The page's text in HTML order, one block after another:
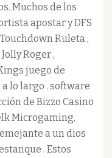
Muchos de los
apostar y DFS
Ruleta ,
Roger ,
juego de
lo largo . software
de Bizzo Casino
Microgaming,
a un dios
. Estos